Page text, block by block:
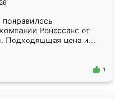
Ренессанс от
Подходяшщая цена и
Приехавший
Владислав
эскизу самый
1